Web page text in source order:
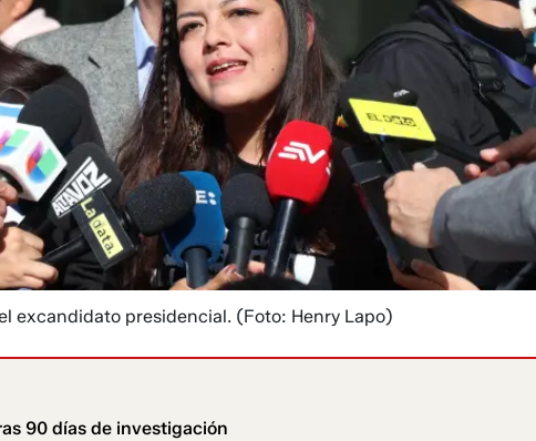
excandidato presidencial. (Foto: Henry Lapo)
90 días de investigación